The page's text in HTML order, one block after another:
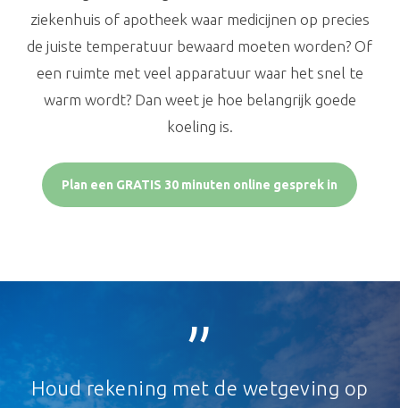
ziekenhuis of apotheek waar medicijnen op precies
de juiste temperatuur bewaard moeten worden? Of
een ruimte met veel apparatuur waar het snel te
warm wordt? Dan weet je hoe belangrijk goede
koeling is.
Plan een GRATIS 30 minuten online gesprek in
”
Houd rekening met de wetgeving op